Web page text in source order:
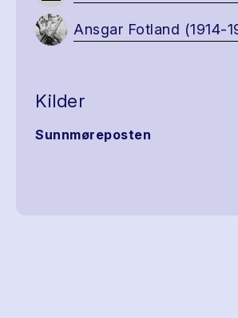
Ansgar Fotland (1914-
Kilder
Sunnmøreposten